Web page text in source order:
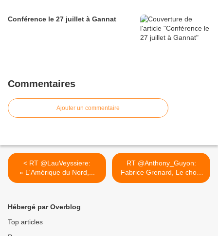
Conférence le 27 juillet à Gannat
Commentaires
Ajouter un commentaire
< RT @LauVeyssiere:
« L'Amérique du Nord,...
RT @Anthony_Guyon:
Fabrice Grenard, Le choix
de la... >
Hébergé par Overblog
Top articles